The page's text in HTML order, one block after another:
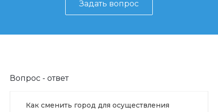
Задать вопрос
Вопрос - ответ
Как сменить город для осуществления